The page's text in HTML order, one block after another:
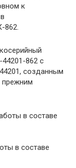
к
862.
862 с
созданным
прежним
в составе